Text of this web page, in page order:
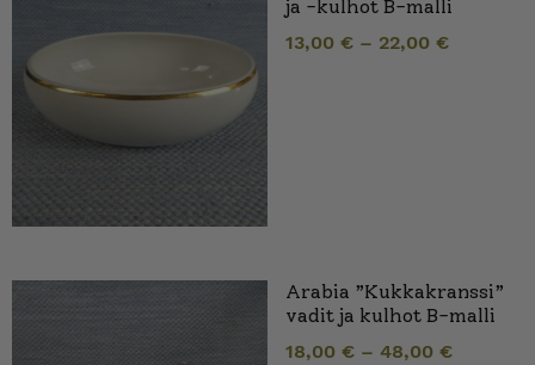
ja -kulhot B-malli
13,00 € – 22,00 €
Arabia ”Kukkakranssi”
vadit ja kulhot B-malli
18,00 € – 48,00 €